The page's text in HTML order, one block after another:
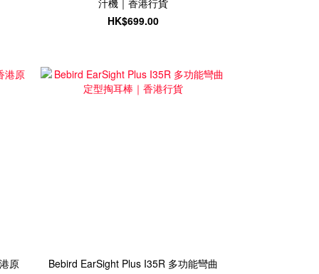
HK$699.00
原
Bebird EarSight Plus I35R 多功能彎曲